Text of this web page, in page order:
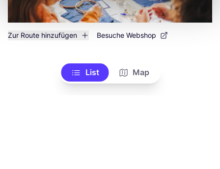
Zur Route hinzufügen Besuche Webshop
List Map